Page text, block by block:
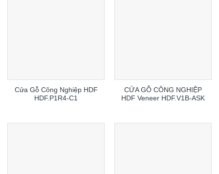
Cửa Gỗ Công Nghiệp HDF
HDF.P1R4-C1
CỬA GỖ CÔNG NGHIỆP
HDF Veneer HDF.V1B-ASK